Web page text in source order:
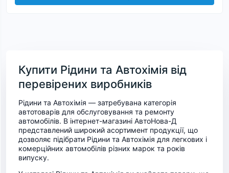
Купити Рідини та Автохімія від
перевірених виробників
Рідини та Автохімія — затребувана категорія
автотоварів для обслуговування та ремонту
автомобілів. В інтернет-магазині АвтоНова-Д
представлений широкий асортимент продукції, що
дозволяє підібрати Рідини та Автохімія для легкових і
комерційних автомобілів різних марок та років
випуску.